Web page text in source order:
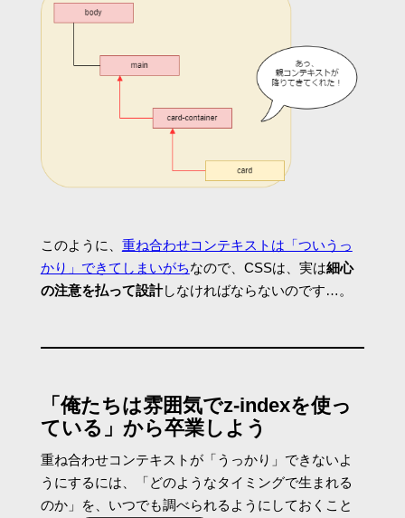
このように、 重ね合わせコンテキストは「ついうっ
かり」できてしまいがちなので、CSSは、実は細心
の注意を払って設計しなければならないのです…。
「俺たちは雰囲気でz-indexを使っ
ている」から卒業しよう
重ね合わせコンテキストが「うっかり」できないよ
うにするには、「どのようなタイミングで生まれる
のか」を、いつでも調べられるようにしておくこと